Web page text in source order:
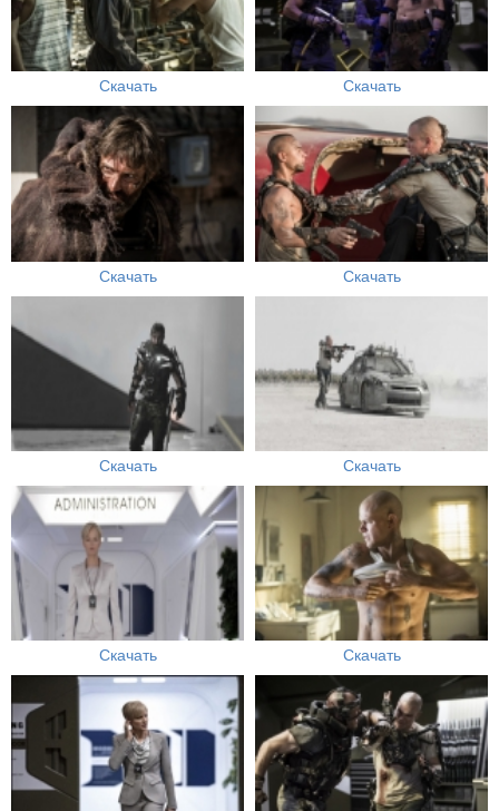
Скачать Скачать
Скачать Скачать
Скачать Скачать
Скачать Скачать